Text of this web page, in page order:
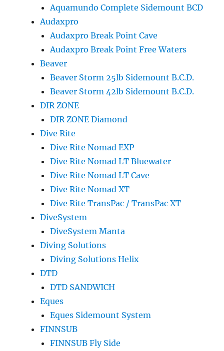
Aquamundo Complete Sidemount BCD
Audaxpro
Audaxpro Break Point Cave
Audaxpro Break Point Free Waters
Beaver
Beaver Storm 25lb Sidemount B.C.D.
Beaver Storm 42lb Sidemount B.C.D.
DIR ZONE
DIR ZONE Diamond
Dive Rite
Dive Rite Nomad EXP
Dive Rite Nomad LT Bluewater
Dive Rite Nomad LT Cave
Dive Rite Nomad XT
Dive Rite TransPac / TransPac XT
DiveSystem
DiveSystem Manta
Diving Solutions
Diving Solutions Helix
DTD
DTD SANDWICH
Eques
Eques Sidemount System
FINNSUB
FINNSUB Fly Side